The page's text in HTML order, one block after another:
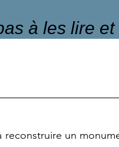
à les lire
un